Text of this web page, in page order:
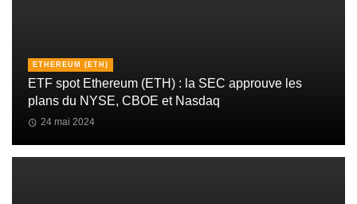
ETHEREUM (ETH)
ETF spot Ethereum (ETH) : la SEC approuve les
plans du NYSE, CBOE et Nasdaq
24 mai 2024